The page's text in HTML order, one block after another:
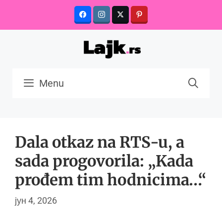
content
Menu
Dala otkaz na RTS-u, a
sada progovorila: „Kada
prođem tim hodnicima…“
јун 4, 2026